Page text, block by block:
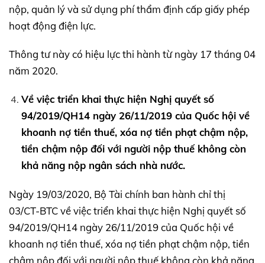
nộp, quản lý và sử dụng phí thẩm định cấp giấy phép
hoạt động điện lực.
Thông tư này có hiệu lực thi hành từ ngày 17 tháng 04
năm 2020.
Về việc triển khai thực hiện Nghị quyết số
94/2019/QH14 ngày 26/11/2019 của Quốc hội về
khoanh nợ tiền thuế, xóa nợ tiền phạt chậm nộp,
tiền chậm nộp đối với người nộp thuế không còn
khả năng nộp ngân sách nhà nước.
Ngày 19/03/2020, Bộ Tài chính ban hành chỉ thị
03/CT-BTC về việc triển khai thực hiện Nghị quyết số
94/2019/QH14 ngày 26/11/2019 của Quốc hội về
khoanh nợ tiền thuế, xóa nợ tiền phạt chậm nộp, tiền
chậm nộp đối với người nộp thuế không còn khả năng